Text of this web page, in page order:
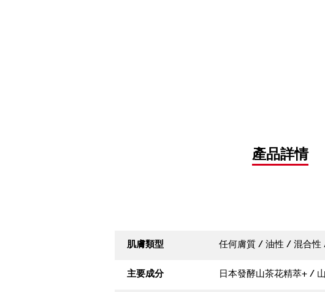
產品詳情
肌膚類型 任何膚質 / 油性 / 混合性
主要成分 日本發酵山茶花精萃+ /